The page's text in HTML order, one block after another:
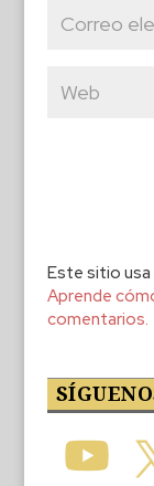
Este sitio usa
Aprende
comentarios.